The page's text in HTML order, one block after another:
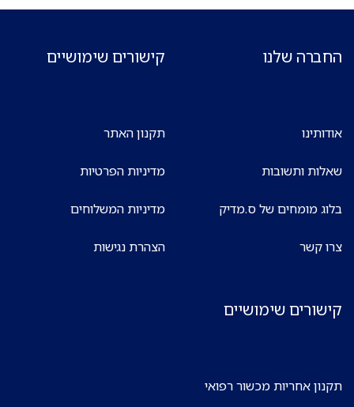
החברה שלנו
אודותינו
שאלות ותשובות
בלוג מומחים של ס.מדיק
צרו קשר
קישורים שימושיים
תקנון האתר
מדיניות הפרטיות
מדיניות המשלוחים
הצהרת נגישות
קישורים שימושיים
תקנון אחריות מכשור רפואי